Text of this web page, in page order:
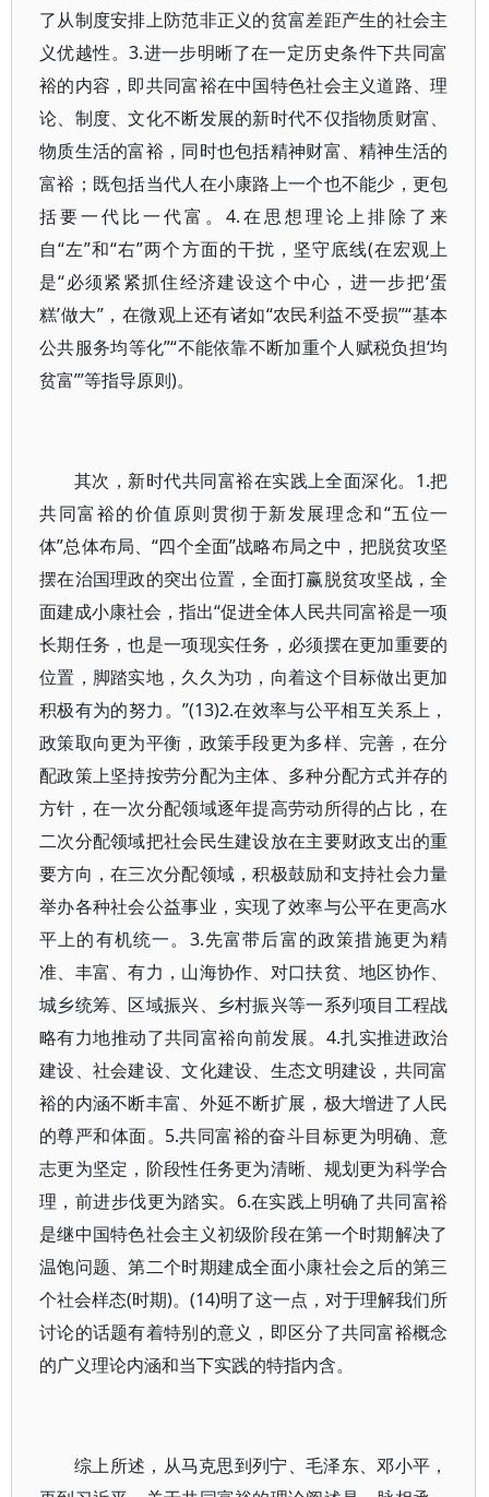
了从制度安排上防范非正义的贫富差距产生的社会主
义优越性。3.进一步明晰了在一定历史条件下共同富
裕的内容，即共同富裕在中国特色社会主义道路、理
论、制度、文化不断发展的新时代不仅指物质财富、
物质生活的富裕，同时也包括精神财富、精神生活的
富裕；既包括当代人在小康路上一个也不能少，更包
括要一代比一代富。4.在思想理论上排除了来
自“左”和“右”两个方面的干扰，坚守底线(在宏观上
是“必须紧紧抓住经济建设这个中心，进一步把‘蛋
糕’做大”，在微观上还有诸如“农民利益不受损”“基本
公共服务均等化”“不能依靠不断加重个人赋税负担‘均
贫富’”等指导原则)。
其次，新时代共同富裕在实践上全面深化。1.把
共同富裕的价值原则贯彻于新发展理念和“五位一
体”总体布局、“四个全面”战略布局之中，把脱贫攻坚
摆在治国理政的突出位置，全面打赢脱贫攻坚战，全
面建成小康社会，指出“促进全体人民共同富裕是一项
长期任务，也是一项现实任务，必须摆在更加重要的
位置，脚踏实地，久久为功，向着这个目标做出更加
积极有为的努力。”(13)2.在效率与公平相互关系上，
政策取向更为平衡，政策手段更为多样、完善，在分
配政策上坚持按劳分配为主体、多种分配方式并存的
方针，在一次分配领域逐年提高劳动所得的占比，在
二次分配领域把社会民生建设放在主要财政支出的重
要方向，在三次分配领域，积极鼓励和支持社会力量
举办各种社会公益事业，实现了效率与公平在更高水
平上的有机统一。3.先富带后富的政策措施更为精
准、丰富、有力，山海协作、对口扶贫、地区协作、
城乡统筹、区域振兴、乡村振兴等一系列项目工程战
略有力地推动了共同富裕向前发展。4.扎实推进政治
建设、社会建设、文化建设、生态文明建设，共同富
裕的内涵不断丰富、外延不断扩展，极大增进了人民
的尊严和体面。5.共同富裕的奋斗目标更为明确、意
志更为坚定，阶段性任务更为清晰、规划更为科学合
理，前进步伐更为踏实。6.在实践上明确了共同富裕
是继中国特色社会主义初级阶段在第一个时期解决了
温饱问题、第二个时期建成全面小康社会之后的第三
个社会样态(时期)。(14)明了这一点，对于理解我们所
讨论的话题有着特别的意义，即区分了共同富裕概念
的广义理论内涵和当下实践的特指内含。
综上所述，从马克思到列宁、毛泽东、邓小平，